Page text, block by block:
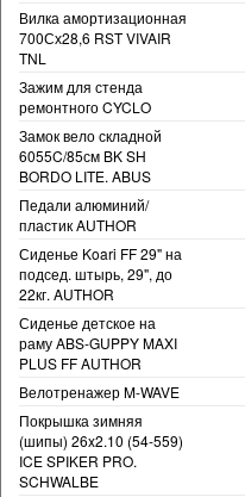
Вилка амортизационная
700Сх28,6 RST VIVAIR
TNL
Зажим для стенда
ремонтного CYCLO
Замок вело складной
6055C/85см BK SH
BORDO LITE. ABUS
Педали алюминий/
пластик AUTHOR
Сиденье Koari FF 29" на
подсед. штырь, 29", до
22кг. AUTHOR
Сиденье детское на
раму ABS-GUPPY MAXI
PLUS FF AUTHOR
Велотренажер M-WAVE
Покрышка зимняя
(шипы) 26x2.10 (54-559)
ICE SPIKER PRO.
SCHWALBE